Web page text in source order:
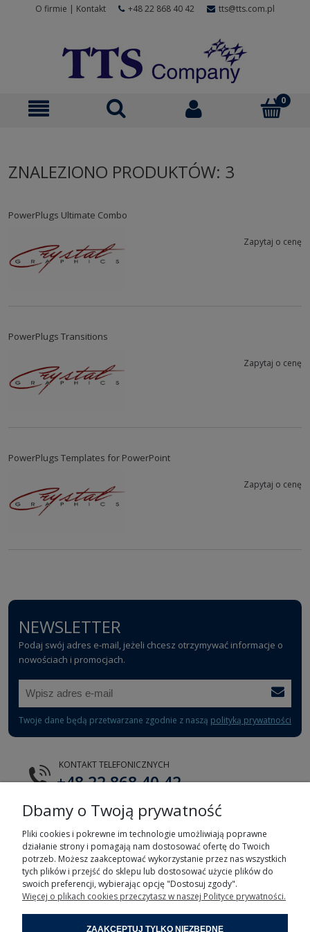
O firmie | Kontakt +48 22 868 40 42 tts@tts.com.pl
ZNALEZIONO PRODUKTÓW: 3
PowerPlugs Ultimate Combo
Zapytaj o cenę
PowerPlugs Transitions
Zapytaj o cenę
PowerPlugs Templates for PowerPoint
Zapytaj o cenę
NEWSLETTER
Podaj swój adres e-mail, jeżeli chcesz otrzymywać informacje o
nowościach i promocjach.
Twoje dane będą przetwarzane zgodnie z naszą polityką prywatności
KONTAKT TELEFONICZNYCH
+48 22 868 40 42
E-MAIL
tts@tts.com.pl
POMOC
Dbamy o Twoją prywatność
Pliki cookies i pokrewne im technologie umożliwiają poprawne
działanie strony i pomagają nam dostosować ofertę do Twoich
potrzeb. Możesz zaakceptować wykorzystanie przez nas wszystkich
tych plików i przejść do sklepu lub dostosować użycie plików do
swoich preferencji, wybierając opcję "Dostosuj zgody".
Więcej o plikach cookies przeczytasz w naszej Polityce prywatności.
ZAAKCEPTUJ TYLKO NIEZBĘDNE